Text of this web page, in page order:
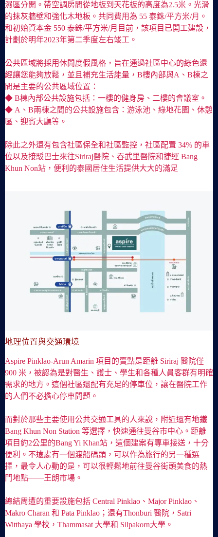
濕區分開。帶空調房間從地板到天花板的高度為2.5米。光滑
的抹灰牆壁和強化木地板。共同費用為 55 泰銖/平方米/月。
和初始資本金 550 泰銖/平方米/月目前，該項目已開工建設，
計劃於明年2023年第二季度左右竣工。
公共區域將採用休閒度假風格，旨在通過社區中心的綠色還
經讓您能夠放鬆，並且補充生活能量，B樓內部與A、B棟之
間是主要的公共區域位置：
◆ B棟內部公共設施包括：一樓的健身房、二樓的會議室。
◆ A、B兩棟之間的公共設施包含：游泳池、綠地花園、休憩
區、迎賓大廳等。
除此之外還有包含社區保全和社區監控，社區配置 34% 的車
位以及接駁巴士來往Siriraj醫院、吞武里醫院和捷運 Bang
Khun Non站，便利的泰國居住生活提供大大的滿足
地理位置與交通環境
Aspire Pinklao-Arun Amarin 項目的賣點是距離 Siriraj 醫院僅
900 米，被認為是對醫生、護士、學生和各種人員客群有明確
需求的地方。這個社區還配有充足的停車位，讓在醫院工作
的人們不必擔心停車問題。
而對於那些主要使用公共交通工具的人來說，附近還有地鐵
Bang Khun Non Station 等選擇，快速通往曼谷市中心。距離
項目約2公里的Bang Yi Khan站，這個建案有專車接送，十分
便利。不遠處有一個渡船碼頭，可以作為旅行的另一種選
擇，最令人心動的是，可以很輕鬆地前往曼谷街頭美食的熱
門地點——王朗市場。
總結周遭的重要設施包括 Central Pinklao、Major Pinklao、
Makro Charan 和 Pata Pinklao；還有Thonburi 醫院，Satri
Witthaya 學校，Thammasat 大學和 Silpakorn大學。